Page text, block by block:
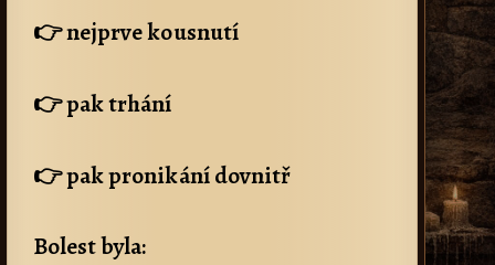
👉 nejprve kousnutí
👉 pak trhání
👉 pak pronikání dovnitř
Bolest byla: